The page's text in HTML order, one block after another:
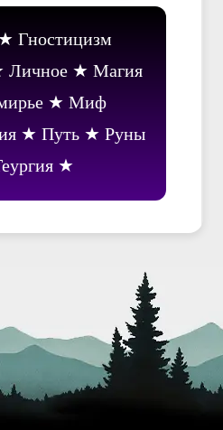
Гностицизм
Личное
Магия
Миф
Путь
Руны